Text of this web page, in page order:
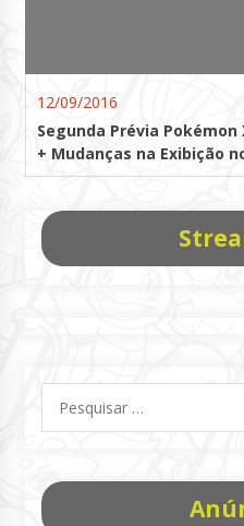
12/09/2016
Segunda Prévia Pokémon
+ Mudanças na Exibição
por: